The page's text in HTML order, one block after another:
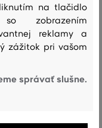
veľkosti, ktorú
veľkosti, ktorú
na tlačidlo
zobrazením
reklamy a
zážitok pri vašom
správať slušne.